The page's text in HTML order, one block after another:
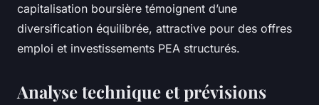
capitalisation boursière témoignent d’une
diversification équilibrée, attractive pour des offres
emploi et investissements PEA structurés.
Analyse technique et prévisions